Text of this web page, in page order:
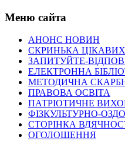
Меню сайта
АНОНС НОВИН
СКРИНЬКА
ЗАПИТУЙТЕ-
ЕЛЕКТРОННА
МЕТОДИЧНА
ПРАВОВА ОСВІТА
ПАТРІОТИЧНЕ
ФІЗКУЛЬТУРНО-
СТОРІНКА
ОГОЛОШЕННЯ